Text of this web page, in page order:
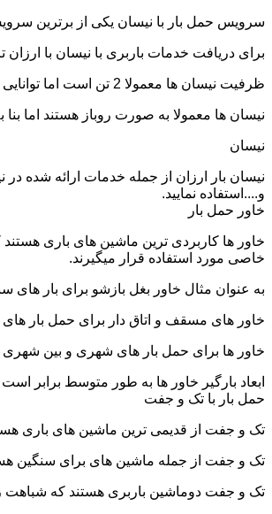
سرویس حمل بار با نیسان یکی از برترین
برای دریافت خدمات باربری با نیسان با ارزان
ظرفیت نیسان ها معمولا 2 تن است اما توانایی حمل بار تا سه تن را دارند تنها نکته ای که باید به آن توجه داشته باشید ابعاد اتاق نیسان است که برابر است با 2 متر طول و 1.65 متر عرض.
نیسان ها معمولا به صورت روباز هستند اما
نیسان
نیسان بار ارزان از جمله خدمات ارائه شده در
و....استفاده نمایید.
خاور حمل بار
خاور ها کاربردی ترین ماشین های باری هستند
خاصی مورد استفاده قرار میگیرند.
به عنوان مثال خاور بغل بازشو برای بار
خاور های مسقف و اتاق دار برای حمل بار های
خاور ها برای حمل بار های شهری و بین شهری مناسب هستنند و تا 4 تن
ابعاد بارگیر خاور ها به طور متوسط برابر است با 4.5*2 متر و تا ارتفاع 2.5 تا 2.7 متر بار را به راحتی میتوان روی آنها
حمل بار با تک و جفت
تک و جفت از قدیمی ترین ماشین های باری هستند که به عنوان بنز 6
تک و جفت از جمله ماشین های برای سنگین
تک و جفت دوماشین باربری هستند که شباهت زیادی به هم دیگر